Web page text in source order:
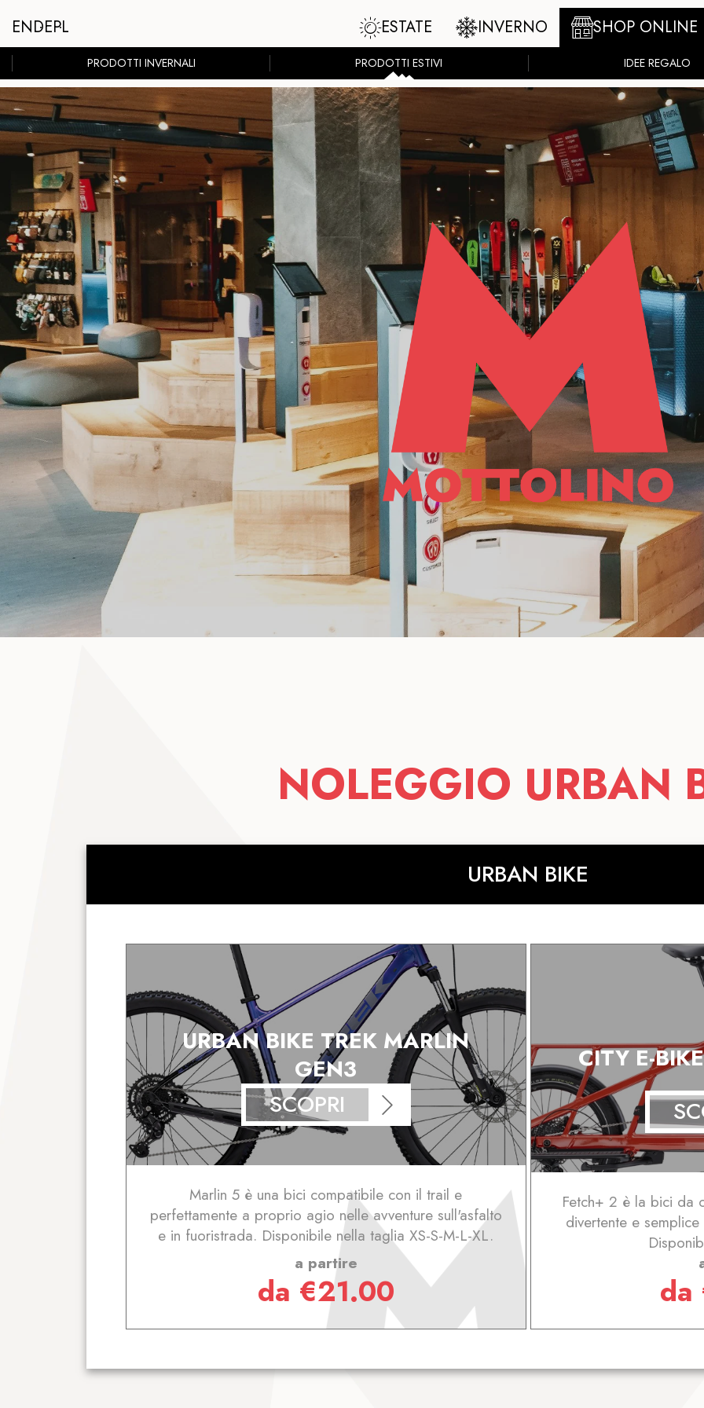
ESTATE INVERNO SHOP ONLINE
ENDEPL
PRODOTTI INVERNALI PRODOTTI ESTIVI IDEE REGALO
NOLEGGIO URBAN
URBAN BIKE
URBAN BIKE TREK MARLIN
GEN3
SCOPRI
Marlin 5 è una bici compatibile con il trail e
perfettamente a proprio agio nelle avventure sull'asfalto
e in fuoristrada. Disponibile nella taglia XS-S-M-L-XL.
a partire
da €21.00
CITY E-
Fetch+ 2 è la bici da
divertente e
da